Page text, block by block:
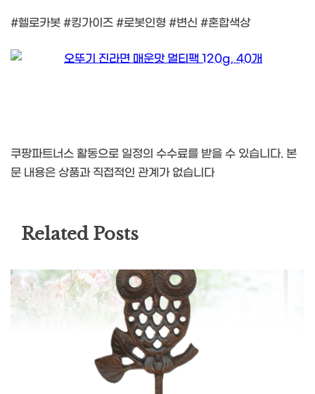
#헬로카봇 #킹가이즈 #로봇인형 #변신 #혼합색상
쿠팡파트너스 활동으로 일정의 수수료를 받을 수 있습니다. 본
문 내용은 상품과 직접적인 관계가 없습니다
Related Posts